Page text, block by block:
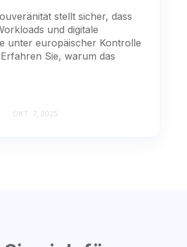
stellt sicher, dass
und digitale
unter europäischer Kontrolle
Sie, warum das
OKT. 7, 2025